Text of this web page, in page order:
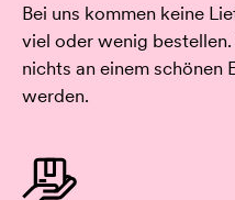
Bei uns kommen keine
viel oder wenig
nichts an einem schönen
werden.